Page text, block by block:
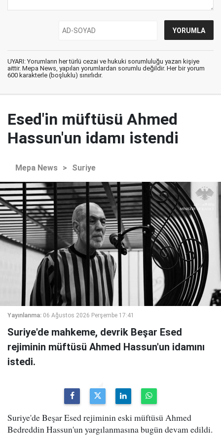
UYARI: Yorumların her türlü cezai ve hukuki sorumluluğu yazan kişiye
aittir. Mepa News, yapılan yorumlardan sorumlu değildir. Her bir yorum
600 karakterle (boşluklu) sınırlıdır.
Esed'in müftüsü Ahmed
Hassun'un idamı istendi
Mepa News > Suriye
Yayınlanma: 06 Ağustos 2026 Perşembe 17:41
Suriye'de mahkeme, devrik Beşar Esed
rejiminin müftüsü Ahmed Hassun'un idamını
istedi.
Suriye'de Beşar Esed rejiminin eski müftüsü Ahmed
Bedreddin Hassun'un yargılanmasına bugün devam edildi.